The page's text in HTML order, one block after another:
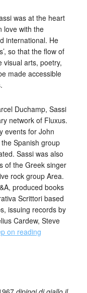
was at the heart
love with the
international. He
so that the flow of
visual arts, poetry,
made accessible
Duchamp, Sassi
network of Fluxus.
events for John
Spanish group
Sassi was also
of the Greek singer
rock group Area.
produced books
Scrittori based
issuing records by
Cardew, Steve
on reading